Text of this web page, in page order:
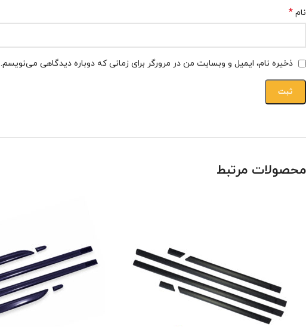
نام *
ذخیره نام، ایمیل و وبسایت من در مرورگر برای زمانی که دوباره دیدگاهی می‌نویسم.
محصولات مرتبط